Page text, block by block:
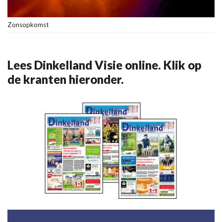
Zonsopkomst
Lees Dinkelland Visie online. Klik op
de kranten hieronder.